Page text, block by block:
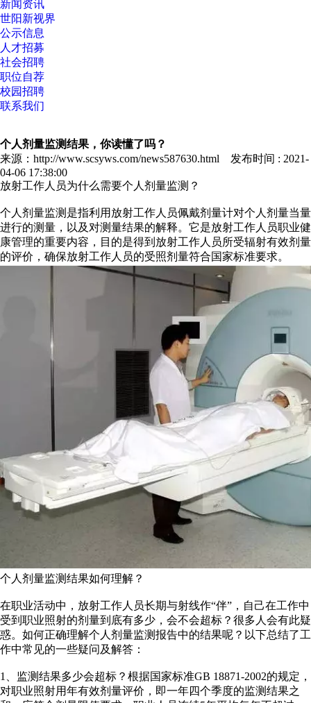
新闻资讯
世阳新视界
公示信息
人才招募
社会招聘
职位自荐
校园招聘
联系我们
个人剂量监测结果，你读懂了吗？
来源：http://www.scsyws.com/news587630.html 发布时间 : 2021-
04-06 17:38:00
放射工作人员为什么需要个人剂量监测？
个人剂量监测是指利用放射工作人员佩戴剂量计对个人剂量当量
进行的测量，以及对测量结果的解释。它是放射工作人员职业健
康管理的重要内容，目的是得到放射工作人员所受辐射有效剂量
的评价，确保放射工作人员的受照剂量符合国家标准要求。
个人剂量监测结果如何理解？
在职业活动中，放射工作人员长期与射线作“伴”，自己在工作中
受到职业照射的剂量到底有多少，会不会超标？很多人会有此疑
惑。如何正确理解个人剂量监测报告中的结果呢？以下总结了工
作中常见的一些疑问及解答：
1、监测结果多少会超标？根据国家标准GB 18871-2002的规定，
对职业照射用年有效剂量评价，即一年四个季度的监测结果之